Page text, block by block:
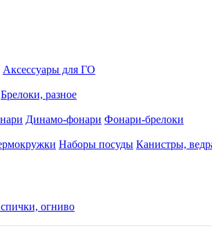
Аксессуары для ГО
Брелоки, разное
Динамо-фонари Фонари-брелоки
Наборы посуды Канистры,
огниво